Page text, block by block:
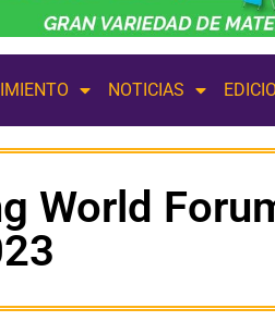
NOTICIAS
World